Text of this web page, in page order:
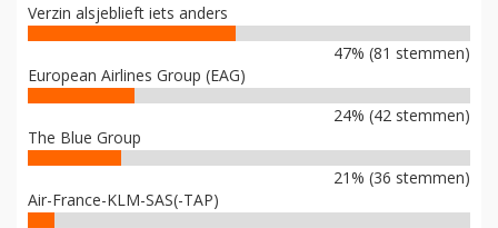
Verzin alsjeblieft iets anders
47% (81 stemmen)
European Airlines Group (EAG)
24% (42 stemmen)
The Blue Group
21% (36 stemmen)
Air-France-KLM-SAS(-TAP)